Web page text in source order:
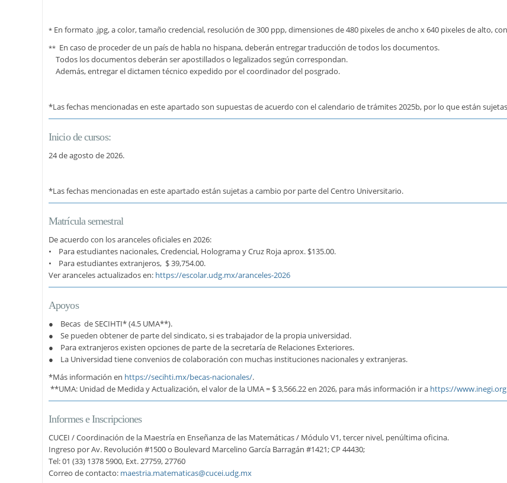
* En formato .jpg, a color, tamaño credencial, resolución de 300 ppp, dimensiones de 480 pixeles de ancho x 640 pixeles de alto,
** En caso de proceder de un país de habla no hispana, deberán entregar traducción de todos los documentos.
Todos los documentos deberán ser apostillados o legalizados según correspondan.
Además, entregar el dictamen técnico expedido por el coordinador del posgrado.
*Las fechas mencionadas en este apartado son supuestas de acuerdo con el calendario de trámites 2025b, por lo que están
Inicio de cursos:
24 de agosto de 2026.
*Las fechas mencionadas en este apartado están sujetas a cambio por parte del Centro Universitario.
Matrícula semestral
De acuerdo con los aranceles oficiales en 2026:
• Para estudiantes nacionales, Credencial, Holograma y Cruz Roja aprox. $135.00.
• Para estudiantes extranjeros, $ 39,754.00.
Ver aranceles actualizados en: https://escolar.udg.mx/aranceles-2026
Apoyos
● Becas de SECIHTI* (4.5 UMA**).
● Se pueden obtener de parte del sindicato, si es trabajador de la propia universidad.
● Para extranjeros existen opciones de parte de la secretaría de Relaciones Exteriores.
● La Universidad tiene convenios de colaboración con muchas instituciones nacionales y extranjeras.
*Más información en https://secihti.mx/becas-nacionales/.
**UMA: Unidad de Medida y Actualización, el valor de la UMA = $ 3,566.22 en 2026, para más información ir a https://
Informes e Inscripciones
CUCEI / Coordinación de la Maestría en Enseñanza de las Matemáticas / Módulo V1, tercer nivel, penúltima oficina.
Ingreso por Av. Revolución #1500 o Boulevard Marcelino García Barragán #1421; CP 44430;
Tel: 01 (33) 1378 5900, Ext. 27759, 27760
Correo de contacto: maestria.matematicas@cucei.udg.mx